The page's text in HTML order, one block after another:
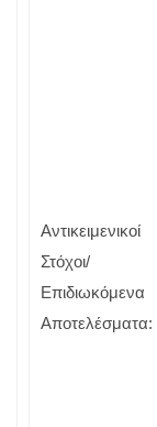
Αντικειμενικοί
Στόχοι/
Επιδιωκόμενα
Αποτελέσματα: